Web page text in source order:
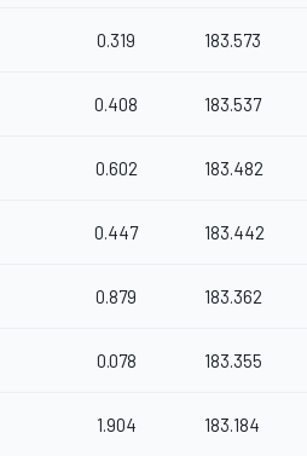
0.319 183.573
0.408 183.537
0.602 183.482
0.447 183.442
0.879 183.362
0.078 183.355
1.904 183.184